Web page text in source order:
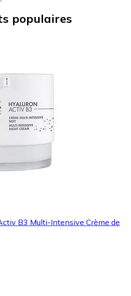
populaires
B3 Multi-Intensive Crème de